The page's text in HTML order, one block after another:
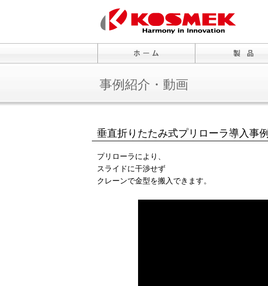
事例紹介・動画
垂直折りたたみ式プリローラ導入事例
プリローラにより、
スライドに干渉せず
クレーンで金型を搬入できます。